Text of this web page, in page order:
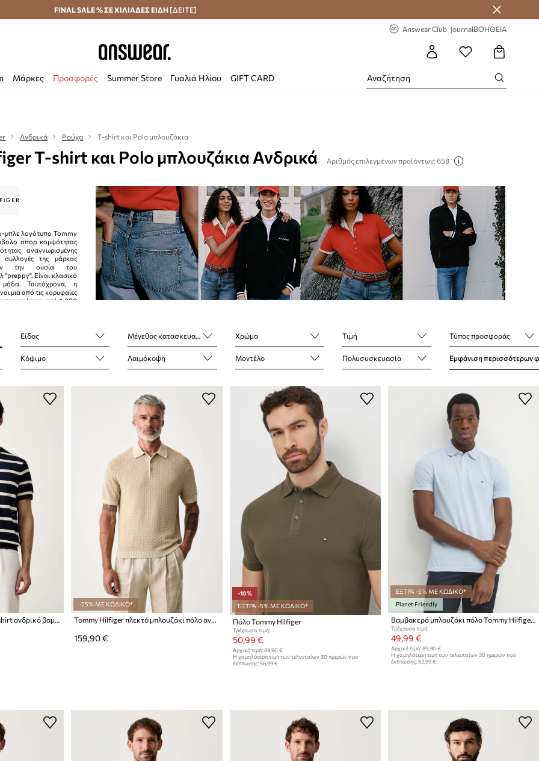
Αποστολή σε 24 ώρες Εξοικονομήστε με το Answear Club
FINAL SALE % ΣΕ ΧΙΛΙΑΔΕΣ ΕΙΔΗ [ΔΕΙΤΕ]
Answear Club JournalΒΟΗΘΕΙΑ
Μάρκες Προσφορές Summer Store Γυαλιά Ηλίου GIFT CARD
Ανδρικά Ρούχα T-shirt και Polo μπλουζάκια
T-shirt και Polo μπλουζάκια Ανδρικά Αριθμός επιλεγμένων προϊόντων: 658
μπλε λογότυπο Tommy
σπορ κομψότητας
αναγνωρισμένης
συλλογές της μάρκας
την ουσία του
"preppy". Είναι κλασικό
μόδα. Ταυτόχρονα, η
μια από τις κορυφαίες
περισσότερα από 1.000
Είδος Μέγεθος κατασκευαστή Χρώμα Τιμή Τύπος προσφοράς
Κόψιμο Λαιμόκοψη Μοντέλο Πολυσυσκευασία Εμφάνιση περισσότερων
Tommy Hilfiger πλεκτό t-shirt ανδρικό βαμβακερό
-25% ΜΕ ΚΩΔΙΚΟ*
Tommy Hilfiger πλεκτό μπλουζάκι πόλο ανδρικό βαμβακερό
159,90 €
-10%
ΕΞΤΡΑ -5% ΜΕ ΚΩΔΙΚΟ*
Πόλο Tommy Hilfiger
Τρέχουσα τιμή:
50,99 €
Αρχική τιμή: 89,90 €
Η χαμηλότερη τιμή των τελευταίων 30 ημερών προ
έκπτωσης: 56,99 €
ΕΞΤΡΑ -5% ΜΕ ΚΩΔΙΚΟ*
Planet Friendly
Βαμβακερό μπλουζάκι πόλο Tommy Hilfiger
Τρέχουσα τιμή:
49,99 €
Αρχική τιμή: 89,90 €
Η χαμηλότερη τιμή των τελευταίων 30 ημερών προ
έκπτωσης: 52,99 €